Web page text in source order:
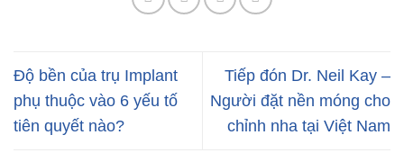
Độ bền của trụ Implant
phụ thuộc vào 6 yếu tố
tiên quyết nào?
Tiếp đón Dr. Neil Kay –
Người đặt nền móng cho
chỉnh nha tại Việt Nam